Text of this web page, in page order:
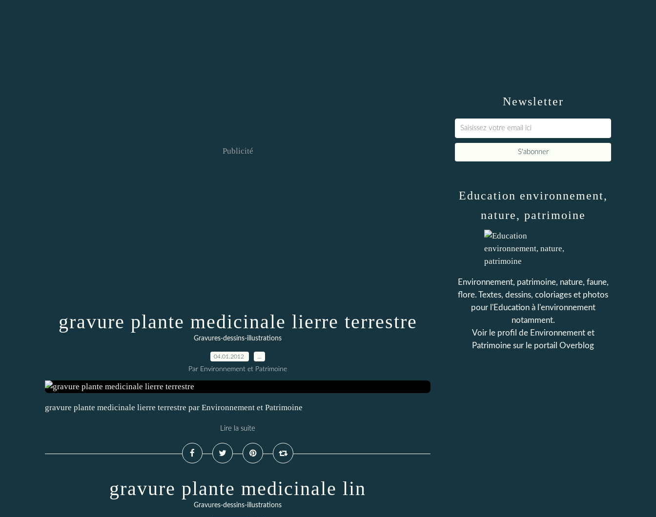
Publicité
gravure plante medicinale lierre terrestre
Gravures-dessins-illustrations
04.01.2012
Par Environnement et Patrimoine
gravure plante medicinale lierre terrestre par Environnement et Patrimoine
Lire la suite
gravure plante medicinale lin
Gravures-dessins-illustrations
Newsletter
Education environnement,
nature, patrimoine
Environnement, patrimoine, nature, faune,
flore. Textes, dessins, coloriages et photos
pour l'Education à l'environnement
notamment.
Voir le profil de Environnement et
Patrimoine sur le portail Overblog